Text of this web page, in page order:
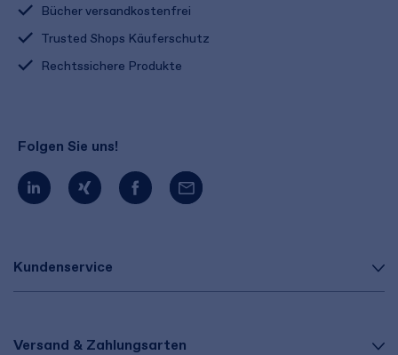
Kundenservice
Versand & Zahlungsarten
Bücher versandkostenfrei
Trusted Shops Käuferschutz
Rechtssichere Produkte
Folgen Sie uns!